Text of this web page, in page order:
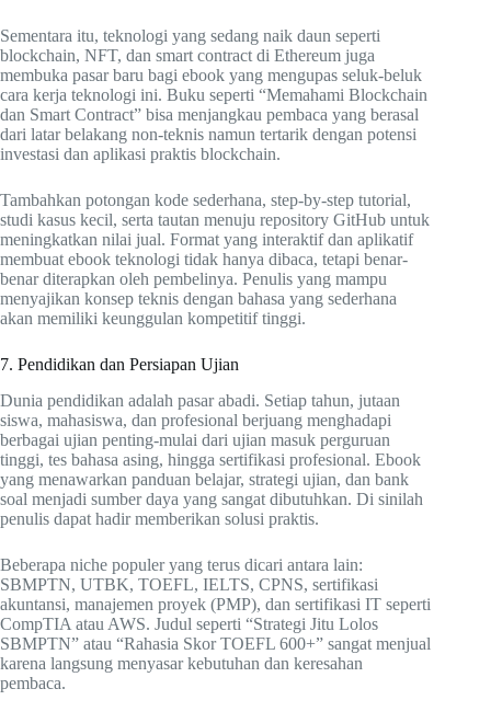
Sementara itu, teknologi yang sedang naik daun seperti
blockchain, NFT, dan smart contract di Ethereum juga
membuka pasar baru bagi ebook yang mengupas seluk-beluk
cara kerja teknologi ini. Buku seperti “Memahami Blockchain
dan Smart Contract” bisa menjangkau pembaca yang berasal
dari latar belakang non-teknis namun tertarik dengan potensi
investasi dan aplikasi praktis blockchain.
Tambahkan potongan kode sederhana, step-by-step tutorial,
studi kasus kecil, serta tautan menuju repository GitHub untuk
meningkatkan nilai jual. Format yang interaktif dan aplikatif
membuat ebook teknologi tidak hanya dibaca, tetapi benar-
benar diterapkan oleh pembelinya. Penulis yang mampu
menyajikan konsep teknis dengan bahasa yang sederhana
akan memiliki keunggulan kompetitif tinggi.
7. Pendidikan dan Persiapan Ujian
Dunia pendidikan adalah pasar abadi. Setiap tahun, jutaan
siswa, mahasiswa, dan profesional berjuang menghadapi
berbagai ujian penting-mulai dari ujian masuk perguruan
tinggi, tes bahasa asing, hingga sertifikasi profesional. Ebook
yang menawarkan panduan belajar, strategi ujian, dan bank
soal menjadi sumber daya yang sangat dibutuhkan. Di sinilah
penulis dapat hadir memberikan solusi praktis.
Beberapa niche populer yang terus dicari antara lain:
SBMPTN, UTBK, TOEFL, IELTS, CPNS, sertifikasi
akuntansi, manajemen proyek (PMP), dan sertifikasi IT seperti
CompTIA atau AWS. Judul seperti “Strategi Jitu Lolos
SBMPTN” atau “Rahasia Skor TOEFL 600+” sangat menjual
karena langsung menyasar kebutuhan dan keresahan
pembaca.